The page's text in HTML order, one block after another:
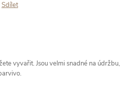
Sdílet
vyvařit. Jsou velmi snadné na údržbu,